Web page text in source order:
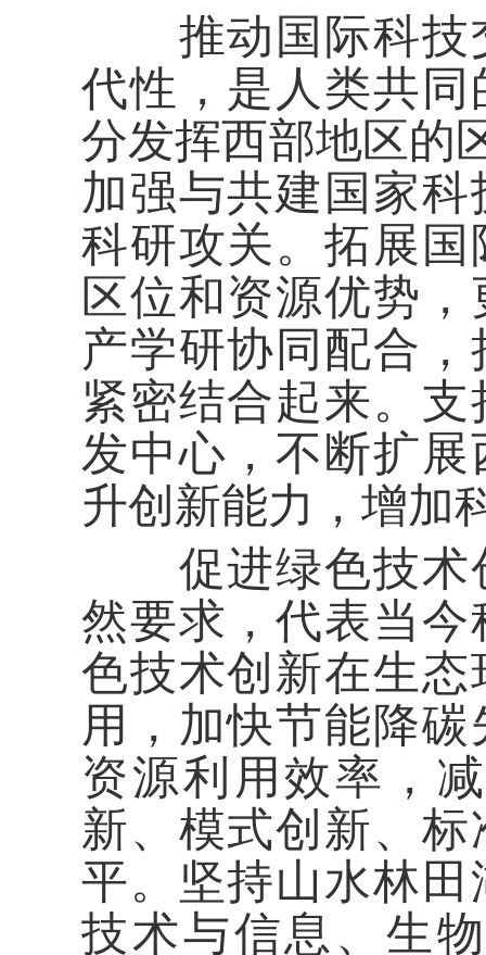
推动国际科技
代性，是人类共
分发挥西部地区的
加强与共建国家
科研攻关。拓展
区位和资源优势
产学研协同配合
紧密结合起来。
发中心，不断扩
升创新能力，增加
促进绿色技术
然要求，代表当
色技术创新在生
用，加快节能降
资源利用效率，
新、模式创新、
平。坚持山水林
技术与信息、生